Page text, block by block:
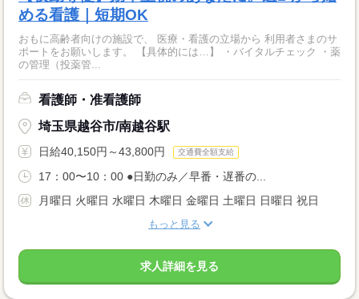
める看護｜短期OK
おもに高齢者向けの施設で、 医療・看護の立場から 利用者さまのサ
ポートをお願いします。 【具体的には…】 ・バイタルチェック ・薬
の管理（投薬管...
看護師・准看護師
埼玉県越谷市/南越谷駅
日給40,150円～43,800円 交通費全額支給
17：00〜10：00 ●日勤のみ／早番・遅番の...
月曜日 火曜日 水曜日 木曜日 金曜日 土曜日 日曜日 祝日
もっと見る
求人詳細を見る